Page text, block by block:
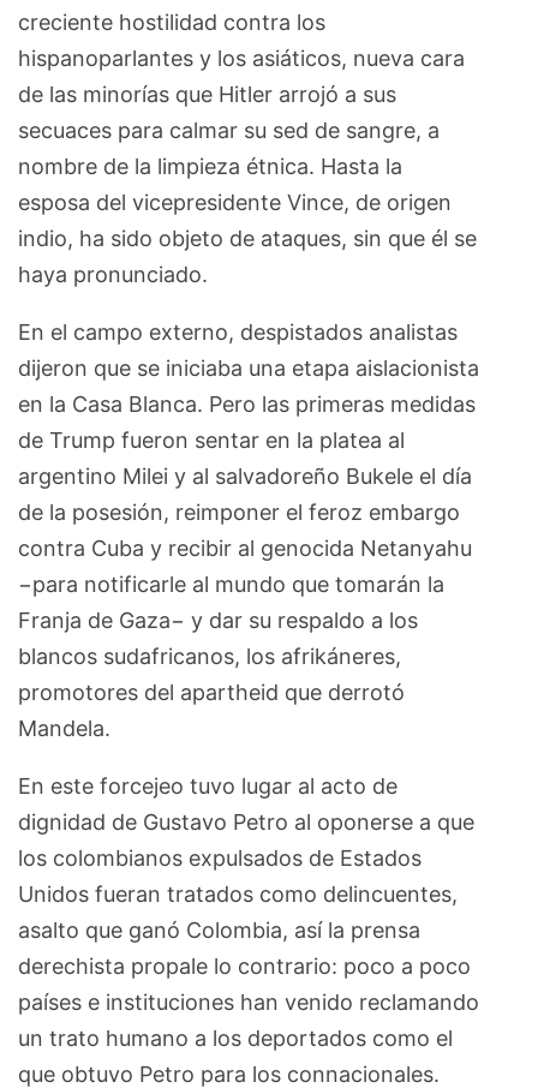
creciente hostilidad contra los
hispanoparlantes y los asiáticos, nueva cara
de las minorías que Hitler arrojó a sus
secuaces para calmar su sed de sangre, a
nombre de la limpieza étnica. Hasta la
esposa del vicepresidente Vince, de origen
indio, ha sido objeto de ataques, sin que él se
haya pronunciado.
En el campo externo, despistados analistas
dijeron que se iniciaba una etapa aislacionista
en la Casa Blanca. Pero las primeras medidas
de Trump fueron sentar en la platea al
argentino Milei y al salvadoreño Bukele el día
de la posesión, reimponer el feroz embargo
contra Cuba y recibir al genocida Netanyahu
−para notificarle al mundo que tomarán la
Franja de Gaza− y dar su respaldo a los
blancos sudafricanos, los afrikáneres,
promotores del apartheid que derrotó
Mandela.
En este forcejeo tuvo lugar al acto de
dignidad de Gustavo Petro al oponerse a que
los colombianos expulsados de Estados
Unidos fueran tratados como delincuentes,
asalto que ganó Colombia, así la prensa
derechista propale lo contrario: poco a poco
países e instituciones han venido reclamando
un trato humano a los deportados como el
que obtuvo Petro para los connacionales.